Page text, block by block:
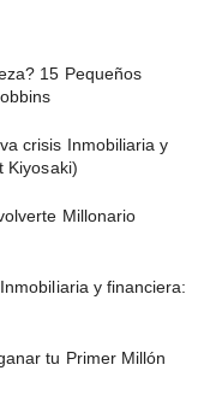
15 Pequeños
crisis Inmobiliaria y
Kiyosaki)
Millonario
y financiera:
tu Primer Millón